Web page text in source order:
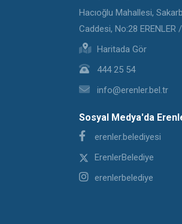
Hacıoğlu Mahallesi,
Caddesi, No:28 ERENLER
Haritada Gör
444 25 54
info@erenler.bel.tr
Sosyal Medya'da
erenler.belediyesi
ErenlerBelediye
erenlerbelediye